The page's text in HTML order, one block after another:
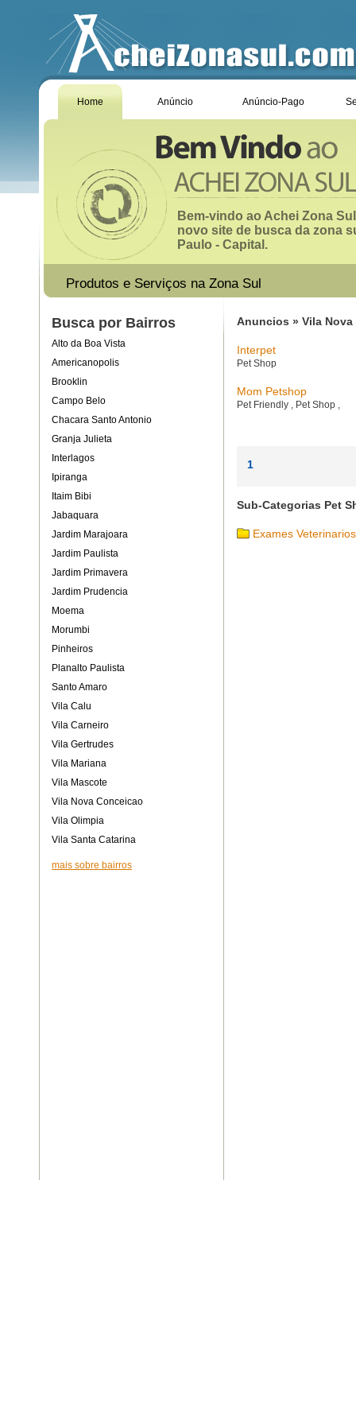
Home Anúncio Anúncio-Pago
Bem-vindo ao Achei Zona
novo site de busca da zona
Paulo - Capital.
Produtos e Serviços na Zona Sul
Busca por Bairros
Alto da Boa Vista
Americanopolis
Brooklin
Campo Belo
Chacara Santo Antonio
Granja Julieta
Interlagos
Ipiranga
Itaim Bibi
Jabaquara
Jardim Marajoara
Jardim Paulista
Jardim Primavera
Jardim Prudencia
Moema
Morumbi
Pinheiros
Planalto Paulista
Santo Amaro
Vila Calu
Vila Carneiro
Vila Gertrudes
Vila Mariana
Vila Mascote
Vila Nova Conceicao
Vila Olimpia
Vila Santa Catarina
mais sobre bairros
Anuncios » Vila
Interpet
Pet Shop
Mom Petshop
Pet Friendly , Pet Shop ,
1
Sub-Categorias Pet
Exames Veterinarios